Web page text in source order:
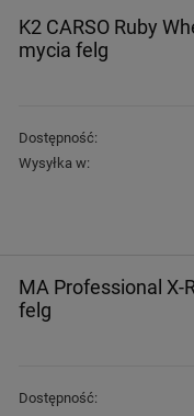
K2 CARSO Ruby
mycia felg
Dostępność:
Wysyłka w:
MA Professional X-
felg
Dostępność: